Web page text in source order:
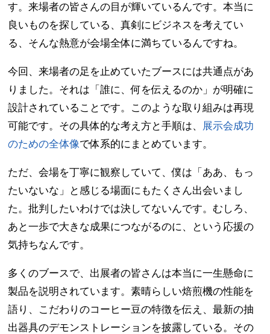
す。来場者の皆さんの目が輝いているんです。本当に
良いものを探している、真剣にビジネスを考えてい
る、そんな熱意が会場全体に満ちているんですね。
今回、来場者の足を止めていたブースには共通点があ
りました。それは「誰に、何を伝えるのか」が明確に
設計されていることです。このような取り組みは再現
可能です。その具体的な考え方と手順は、 展示会成功
のための全体像で体系的にまとめています。
ただ、会場を丁寧に観察していて、僕は「ああ、もっ
たいないな」と感じる場面にもたくさん出会いまし
た。批判したいわけでは決してないんです。むしろ、
あと一歩で大きな成果につながるのに、という応援の
気持ちなんです。
多くのブースで、出展者の皆さんは本当に一生懸命に
製品を説明されています。素晴らしい焙煎機の性能を
語り、こだわりのコーヒー豆の特徴を伝え、最新の抽
出器具のデモンストレーションを披露している。その